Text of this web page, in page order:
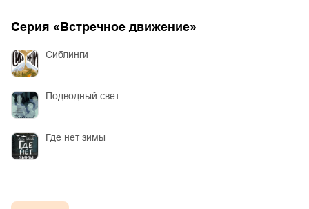
Серия « Встречное движение»
Сиблинги
Подводный свет
Где нет зимы